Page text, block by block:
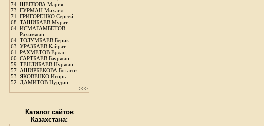
74. ЩЕГЛОВА Мария
73. ГУРМАН Михаил
71. ГРИГОРЕНКО Сергей
68. ТАШИБАЕВ Мурат
64. ИСМАГАМБЕТОВ
Рахимжан
64. ТОЛУМБАЕВ Берик
63. УРАЗБАЕВ Кайрат
61. РАХМЕТОВ Ерлан
60. САРТБАЕВ Бауржан
59. ТЕНЛИБАЕВ Нуржан
57. АШИРБЕКОВА Ботагоз
53. ЯКОВЕНКО Игорь
52. ДАМИТОВ Нурдин
>>>
Каталог сайтов
Казахстана: